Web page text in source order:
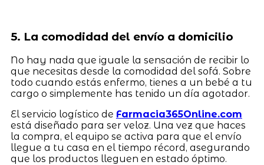
5. La comodidad del envío a domicilio
No hay nada que iguale la sensación de recibir lo
que necesitas desde la comodidad del sofá. Sobre
todo cuando estás enfermo, tienes a un bebé a tu
cargo o simplemente has tenido un día agotador.
El servicio logístico de Farmacia365Online.com
está diseñado para ser veloz. Una vez que haces
la compra, el equipo se activa para que el envío
llegue a tu casa en el tiempo récord, asegurando
que los productos lleguen en estado óptimo.